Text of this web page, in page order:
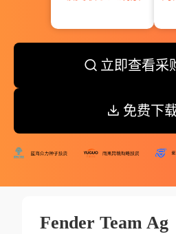
立即查看采
免费下
Fender Team Ag